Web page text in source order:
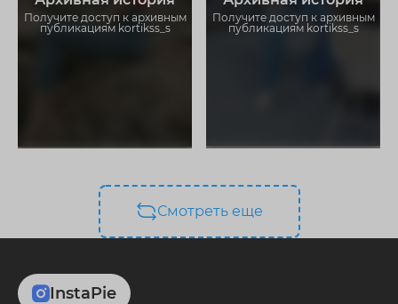
Получите доступ к архивным
публикациям kortikss_s
ограничений
Получите доступ к архивным
публикациям kortikss_s
ограничений
Смотреть еще
InstaPie